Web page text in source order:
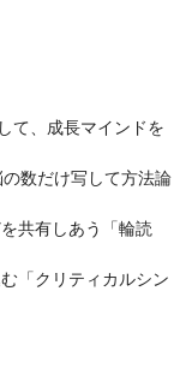
て、成長マインドを
数だけ写して方法論
共有しあう「輪読
「クリティカルシン